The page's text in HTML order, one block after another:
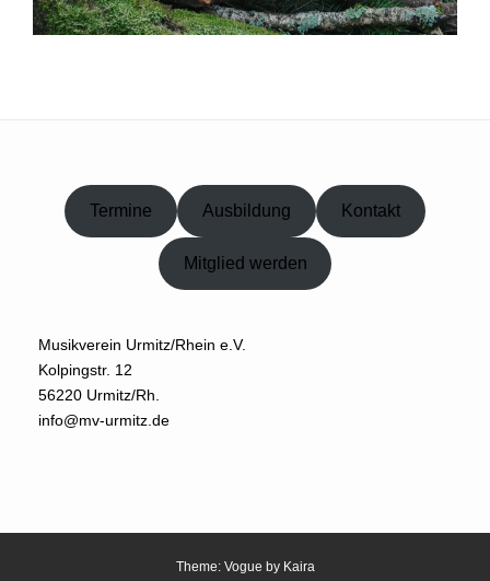
Termine Ausbildung Kontakt
Mitglied werden
Musikverein Urmitz/Rhein e.V.
Kolpingstr. 12
56220 Urmitz/Rh.
info@mv-urmitz.de
Theme: Vogue by Kaira